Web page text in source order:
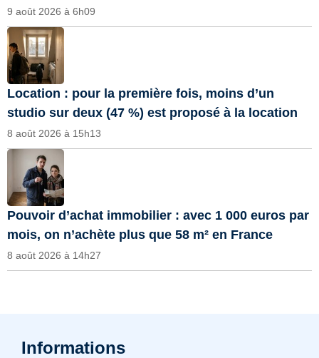
9 août 2026 à 6h09
Location : pour la première fois, moins d’un
studio sur deux (47 %) est proposé à la location
8 août 2026 à 15h13
Pouvoir d’achat immobilier : avec 1 000 euros par
mois, on n’achète plus que 58 m² en France
8 août 2026 à 14h27
Informations